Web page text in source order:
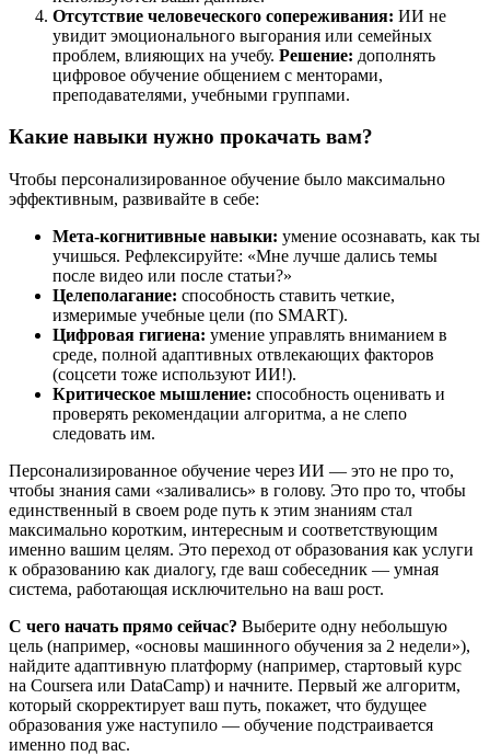
Отсутствие человеческого сопереживания: ИИ не
увидит эмоционального выгорания или семейных
проблем, влияющих на учебу. Решение: дополнять
цифровое обучение общением с менторами,
преподавателями, учебными группами.
Какие навыки нужно прокачать вам?
Чтобы персонализированное обучение было максимально
эффективным, развивайте в себе:
Мета-когнитивные навыки: умение осознавать, как ты
учишься. Рефлексируйте: «Мне лучше дались темы
после видео или после статьи?»
Целеполагание: способность ставить четкие,
измеримые учебные цели (по SMART).
Цифровая гигиена: умение управлять вниманием в
среде, полной адаптивных отвлекающих факторов
(соцсети тоже используют ИИ!).
Критическое мышление: способность оценивать и
проверять рекомендации алгоритма, а не слепо
следовать им.
Персонализированное обучение через ИИ — это не про то,
чтобы знания сами «заливались» в голову. Это про то, чтобы
единственный в своем роде путь к этим знаниям стал
максимально коротким, интересным и соответствующим
именно вашим целям. Это переход от образования как услуги
к образованию как диалогу, где ваш собеседник — умная
система, работающая исключительно на ваш рост.
С чего начать прямо сейчас? Выберите одну небольшую
цель (например, «основы машинного обучения за 2 недели»),
найдите адаптивную платформу (например, стартовый курс
на Coursera или DataCamp) и начните. Первый же алгоритм,
который скорректирует ваш путь, покажет, что будущее
образования уже наступило — обучение подстраивается
именно под вас.